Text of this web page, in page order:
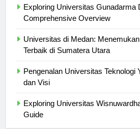
Exploring Universitas Gunadarma
Universitas di Medan: Menemukan
Pengenalan Universitas Teknologi
Exploring Universitas